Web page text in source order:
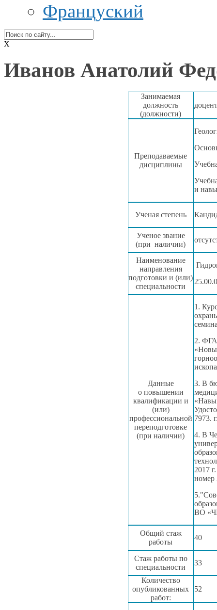
Француский
X
Иванов Анатолий
Занимаемая
должность
(должности)
доцент
Преподаваемые
дисциплины
и
Ученая степень
Ученое звание
(при наличии)
Наименование
направления
подготовки и (или)
специальности
Данные
о повышении
квалификации и
(или)
профессиональной
переподготовке
(при наличии)
1.
2.
3. В
7973.
4. В
2017
номер
ВО
Общий стаж
работы
40
Стаж работы по
специальности
33
Количество
опубликованных
работ:
52